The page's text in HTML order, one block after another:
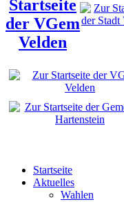
Startseite
Aktuelles
Wahlen